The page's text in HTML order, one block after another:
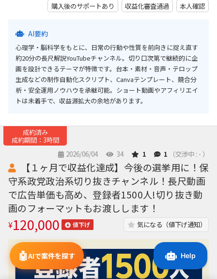
購入後のサポートあり 収益化審査通過 本人確認
AI要約
心理学・脳科学をもとに、日常の行動や性質を前向きに捉え直す
約20分の長尺解説YouTubeチャンネル。切り口次第で継続的に企
画を設計できるテーマが特徴です。台本・素材・音声・テロップ
生成などの制作自動化スクリプト、Canvaテンプレート、競合分
析・安全運用ノウハウを承継可能。ショート動画やアフィリエイ
トは未着手で、収益源拡大の余地があります。
成約済み
成約期間：3時間
2026/06/04
34 1 1 （交渉中 : - ）
【１ヶ月で収益化達成】今後の選挙用に！保
守系政党政治系切り抜きチャンネル！長尺動画
で広告単価も高め、登録者1500人!切り抜き動
画のフォーマットもお渡しします！
¥120,000 値下げ 気になる（値下げ通知）
🤖AIで案件を探す